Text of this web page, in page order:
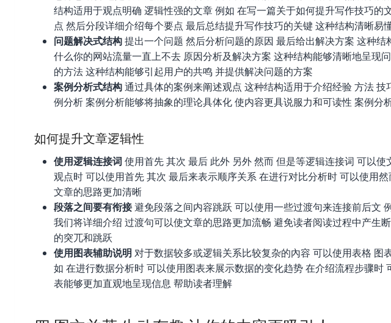
结构适用于观点明确 逻辑性强的文章 例如 在写一篇关于如何提升写作技巧的
点 然后分段详细介绍每个要点 最后总结提升写作技巧的关键 这种结构清晰易
问题解决式结构提出一个问题 然后分析问题的原因 最后给出解决方案 这种
什么你的网站流量一直上不去 原因分析及解决方案 这种结构能够清晰地呈现
的方法 这种结构能够引起用户的共鸣 并提供解决问题的方案
案例分析式结构通过具体的案例来阐述观点 这种结构适用于介绍经验 方法
例分析 案例分析能够将抽象的理论具体化 使内容更具说服力和可读性 案例分
如何提升文章逻辑性
使用逻辑连接词 使用首先 其次 最后 此外 另外 然而 但是等逻辑连接词 可以
观点时 可以使用首先 其次 最后来表示顺序关系 在进行对比分析时 可以使用
文章的思路更加清晰
段落之间要有衔接避免段落之间内容跳跃 可以使用一些过渡句来连接前后文
我们将详细介绍 过渡句可以使文章的思路更加流畅 避免读者阅读过程中产生
的突兀和跳跃
使用图表辅助说明 对于数据较多或逻辑关系比较复杂的內容 可以使用表格 图
如 在进行数据分析时 可以使用图表来展示数据的变化趋势 在介绍流程步骤时
表能够更加直观地呈现信息 帮助读者理解